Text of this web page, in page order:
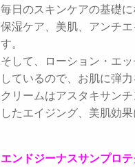
毎日のスキンケアの基礎
保湿ケア、美肌、アンチ
す。
そして、ローション・エ
しているので、お肌に弾
クリームはアスタキサン
したエイジング、美肌効果
エンドジーナスサンプロ